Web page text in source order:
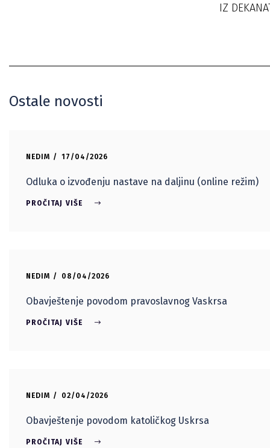
IZ
Ostale novosti
NEDIM 17/04/2026
Odluka o izvođenju nastave na daljinu (online režim)
PROČITAJ VIŠE
NEDIM 08/04/2026
Obavještenje povodom pravoslavnog Vaskrsa
PROČITAJ VIŠE
NEDIM 02/04/2026
Obavještenje povodom katoličkog Uskrsa
PROČITAJ VIŠE